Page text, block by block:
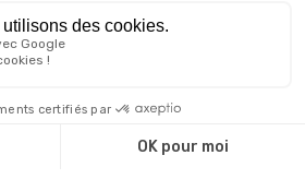
de compétences - Tous droits